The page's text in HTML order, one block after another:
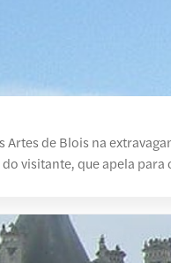
Artes de Blois na
visitante, que apela para